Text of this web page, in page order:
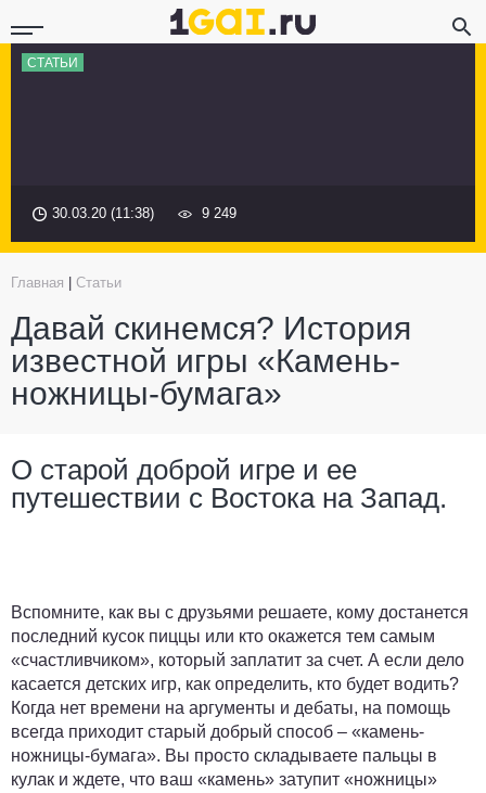
СТАТЬИ
30.03.20 (11:38) 9 249
Главная Статьи
Давай скинемся? История
известной игры «Камень-
ножницы-бумага»
О старой доброй игре и ее
путешествии с Востока на Запад.
Вспомните, как вы с друзьями решаете, кому достанется
последний кусок пиццы или кто окажется тем самым
«счастливчиком», который заплатит за счет. А если дело
касается детских игр, как определить, кто будет водить?
Когда нет времени на аргументы и дебаты, на помощь
всегда приходит старый добрый способ – «камень-
ножницы-бумага». Вы просто складываете пальцы в
кулак и ждете, что ваш «камень» затупит «ножницы»